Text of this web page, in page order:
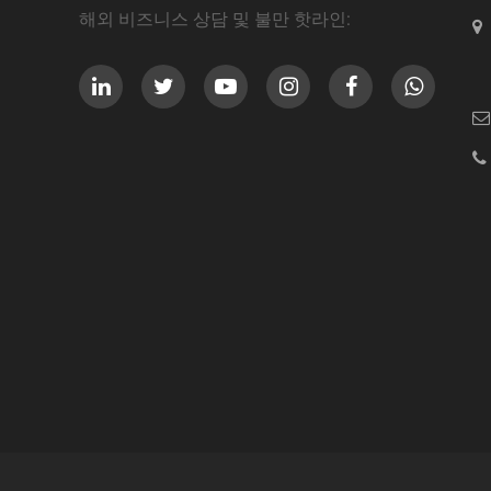
해외 비즈니스 상담 및 불만 핫라인: